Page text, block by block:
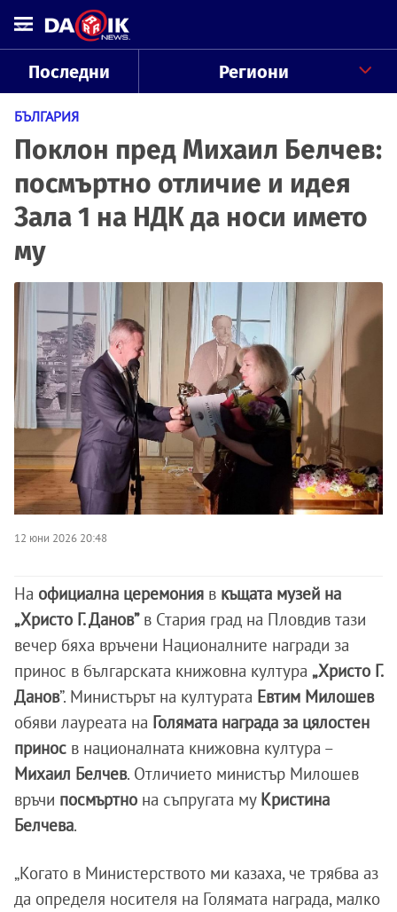
Последни Региони
БЪЛГАРИЯ
Поклон пред Михаил Белчев:
посмъртно отличие и идея
Зала 1 на НДК да носи името
му
12 юни 2026 20:48
На официална церемония в къщата музей на
„Христо Г. Данов”в Стария град на Пловдив тази
вечер бяха връчени Националните награди за
принос в българската книжовна култура „Христо Г.
Данов”. Министърът на културата Евтим Милошев
обяви лауреата на Голямата награда за цялостен
принос в националната книжовна култура –
Михаил Белчев. Отличието министър Милошев
връчи посмъртно на съпругата му Кристина
Белчева.
„Когато в Министерството ми казаха, че трябва аз
да определя носителя на Голямата награда, малко